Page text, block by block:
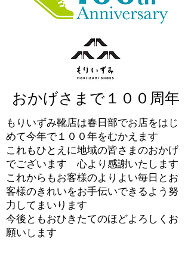
おかげさまで１００周年
もりいずみ靴店は春日部でお店をはじ
めて今年で１００年をむかえます
これもひとえに地域の皆さまのおかげ
でございます 心より感謝いたします
これからもお客様のよりよい毎日とお
客様のきれいをお手伝いできるよう努
力してまいります
​今後ともおひきたてのほどよろしくお
願いします